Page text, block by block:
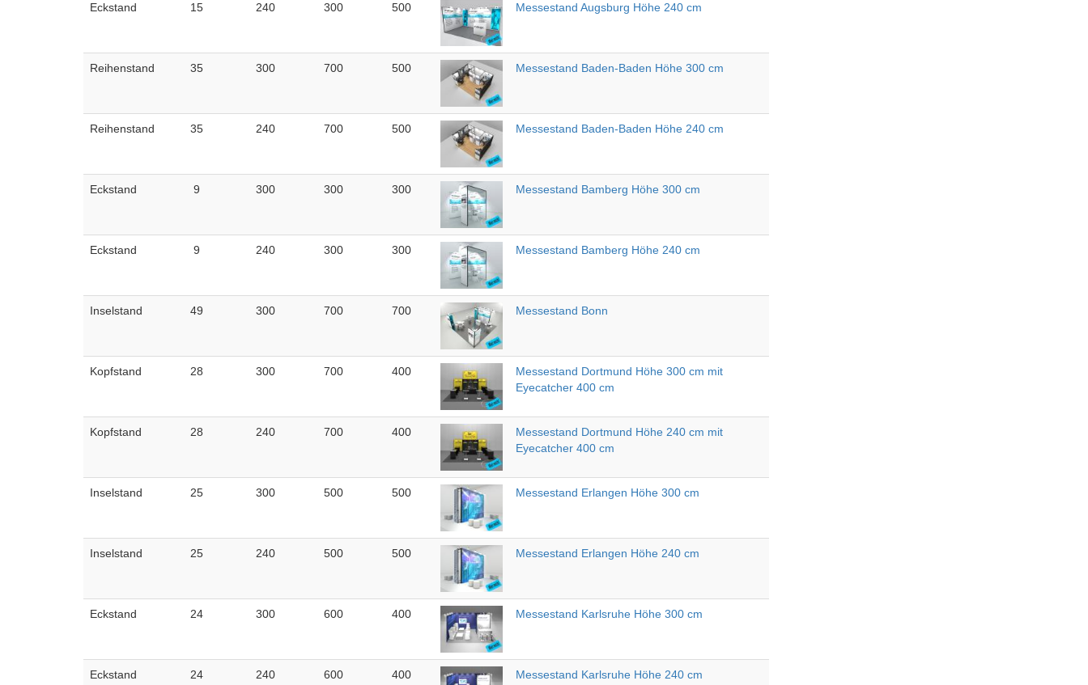
Eckstand 15 240 300 500 Messestand Augsburg Höhe 240 cm
Reihenstand 35 300 700 500 Messestand Baden-Baden Höhe 300 cm
Reihenstand 35 240 700 500 Messestand Baden-Baden Höhe 240 cm
Eckstand 9 300 300 300 Messestand Bamberg Höhe 300 cm
Eckstand 9 240 300 300 Messestand Bamberg Höhe 240 cm
Inselstand 49 300 700 700 Messestand Bonn
Kopfstand 28 300 700 400
Messestand Dortmund Höhe 300 cm mit
Eyecatcher 400 cm
Kopfstand 28 240 700 400
Messestand Dortmund Höhe 240 cm mit
Eyecatcher 400 cm
Inselstand 25 300 500 500 Messestand Erlangen Höhe 300 cm
Inselstand 25 240 500 500 Messestand Erlangen Höhe 240 cm
Eckstand 24 300 600 400 Messestand Karlsruhe Höhe 300 cm
Eckstand 24 240 600 400 Messestand Karlsruhe Höhe 240 cm